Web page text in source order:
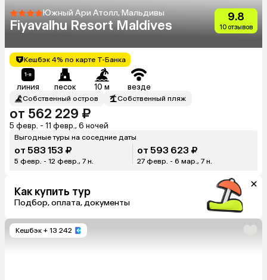
Южный Ари Атолл, Мальдивы
Fiyavalhu Resort Maldives
9.8
10 отзывов
Кешбэк 4% по карте Т-Банка
линия песок 10 м везде
Собственный остров Собственный пляж
от 562 229 ₽
5 февр. - 11 февр., 6 ночей
Выгодные туры на соседние даты
от 583 153 ₽
5 февр. - 12 февр., 7 н.
от 593 623 ₽
27 февр. - 6 мар., 7 н.
Как купить тур
Подбор, оплата, документы
Кешбэк + 13 242